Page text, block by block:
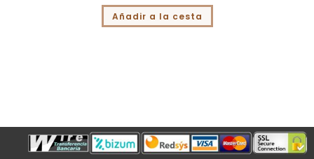
Añadir a la cesta